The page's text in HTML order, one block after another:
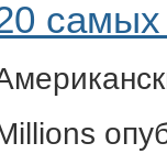
самых